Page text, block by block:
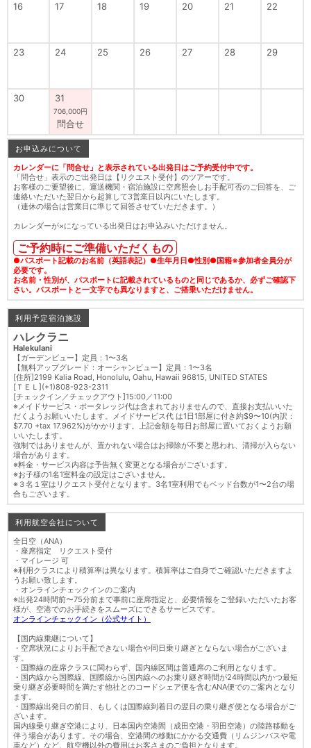
16 17 18 19 20 21 22
23 24 25 26 27 28 29
30 31
706,000円
問合せ
お申込みについて
カレンダーに「問合せ」と表示されている出発日はご予約受付中です。
「問合せ」表示のご出発日は【リクエスト受付】のツアーです。
お客様のご要望後に、運送機関・宿泊施設に空席照会しお手配可否のご回答を、ご
連絡いただいた翌日から起算して3営業日以内にいたします。
（連休の場合は営業日に準じて回答させていただきます。）
カレンダーが×になっている出発日はお申込みいただけません。
ご予約時にご準備いただくもの
●パスポート記載のお名前（英語表記）●生年月日●性別●国籍※参加者全員分が
必要です。
お名前・性別が、パスポートに記載されているものと同じであるか、必ずご確認下
さい。パスポートと一文字でも異なりますと、ご搭乗いただけません。
利用予定宿泊施設
ハレクラニ
Halekulani
【ガーデンビュー】定員：1〜3名
【無料アップグレード：オーシャンビュー】定員：1〜3名
[住所]2199 Kalia Road, Honolulu, Oahu, Hawaii 96815, UNITED STATES
[ＴＥＬ](+1)808-923-2311
[チェックイン／チェックアウト]15:00／11:00
※メイドサービス・ポータレッジ代は含まれておりませんので、直接お支払いいた
だくようお願いいたします。メイドサービス代 は1日1部屋に付き約$9〜10(内訳：
$7.70 +tax 17.962%)がかかります。上記金額を毎日お部屋に置いておくようお願
いいたします。
強制ではありませんが、置かれない場合はお掃除が不要と思われ、清掃が入らない
場合があります。
※料金・サービス内容は予告無く変更となる場合がございます。
※お子様の1名1室料金の設定はございません。
※３名１室はリクエスト受付となります。3名1室利用でもベッド台数が1〜2台の場
合もございます。
利用航空会社について
全日空（ANA）
・座席指定 リクエスト受付
・マイレージ 可
※利用クラスにより積算率は異なります。積算率はご自身でご確認いただきますよ
うお願い致します。
・オンラインチェックインのご案内
※出発24時間前〜75分前まで事前に座席指定と、必要情報をご登録いただいたお客
様が、空港でのお手続きをスムーズにできるサービスです。
オンラインチェックイン（公式サイト）
【国内線乗継について】
・空席状況によりお手配できない場合や同日乗り継ぎとならない場合がございま
す。
・国際線の座席クラスに関わらず、国内線区間は普通席のご利用となります。
・国内線から国際線、国際線から国内線へのお乗り継ぎ時間が24時間以内かつ最短
乗り継ぎ必要時間を満たす他社とのコードシェア便を含むANA便でのご案内となり
ます。
・国際線出発日の前日、もしくは国際線到着日の翌日の乗り継ぎ便となる場合がご
ざいます。
国内線乗り継ぎ空港により、日本国内空港間（成田空港・羽田空港）の陸路移動を
伴う場合があります。その場合、空港間の移動にかかる交通費（リムジンバスや電
車など）など、航空機以外の費用はお客さまのご負担となります。